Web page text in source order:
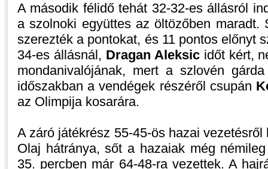
A második félidő tehát 32-32-es állásról
a szolnoki együttes az öltözőben maradt.
szerezték a pontokat, és 11 pontos előnyt
34-es állásnál, Dragan Aleksicidőt kért,
mondanivalójának, mert a szlovén
időszakban a vendégek részéről csupán
az Olimpija kosarára.
A záró játékrész 55-45-ös hazai
Olaj hátránya, sőt a hazaiak még
35. percben már 64-48-ra vezettek. A